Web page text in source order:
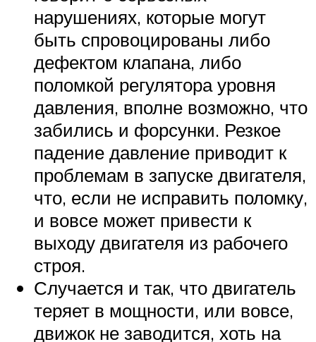
нарушениях, которые могут
быть спровоцированы либо
дефектом клапана, либо
поломкой регулятора уровня
давления, вполне возможно, что
забились и форсунки. Резкое
падение давление приводит к
проблемам в запуске двигателя,
что, если не исправить поломку,
и вовсе может привести к
выходу двигателя из рабочего
строя.
Случается и так, что двигатель
теряет в мощности, или вовсе,
движок не заводится, хоть на